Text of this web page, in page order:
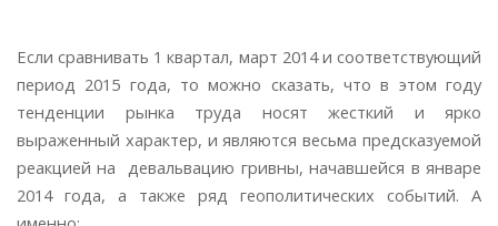
Если сравнивать 1 квартал, март 2014 и соответствующий
период 2015 года, то можно сказать, что в этом году
тенденции рынка труда носят жесткий и ярко
выраженный характер, и являются весьма предсказуемой
реакцией на девальвацию гривны, начавшейся в январе
2014 года, а также ряд геополитических событий. А